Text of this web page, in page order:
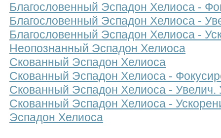
Благословенный Эспадон Хелиоса -
Благословенный Эспадон Хелиоса -
Благословенный Эспадон Хелиоса -
Неопознанный Эспадон Хелиоса
Скованный Эспадон Хелиоса
Скованный Эспадон Хелиоса -
Скованный Эспадон Хелиоса - Увелич.
Скованный Эспадон Хелиоса -
Эспадон Хелиоса